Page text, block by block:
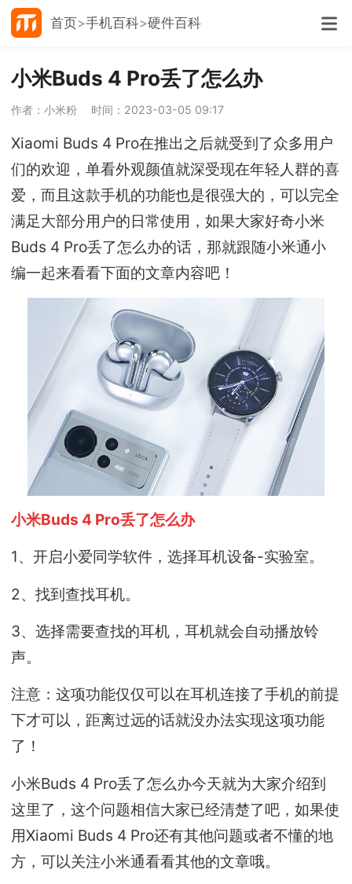
首页 手机百科 硬件百科
小米Buds 4 Pro丢了怎么办
作者：小米粉 时间：2023-03-05 09:17
Xiaomi Buds 4 Pro在推出之后就受到了众多用户
们的欢迎，单看外观颜值就深受现在年轻人群的喜
爱，而且这款手机的功能也是很强大的，可以完全
满足大部分用户的日常使用，如果大家好奇小米
Buds 4 Pro丢了怎么办的话，那就跟随小米通小
编一起来看看下面的文章内容吧！
小米Buds 4 Pro丢了怎么办
1、开启小爱同学软件，选择耳机设备-实验室。
2、找到查找耳机。
3、选择需要查找的耳机，耳机就会自动播放铃
声。
注意：这项功能仅仅可以在耳机连接了手机的前提
下才可以，距离过远的话就没办法实现这项功能
了！
小米Buds 4 Pro丢了怎么办今天就为大家介绍到
这里了，这个问题相信大家已经清楚了吧，如果使
用Xiaomi Buds 4 Pro还有其他问题或者不懂的地
方，可以关注小米通看看其他的文章哦。